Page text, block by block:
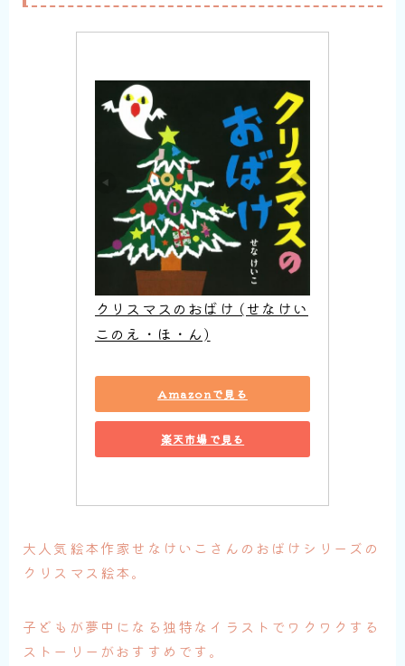
クリスマスのおばけ (せなけい
このえ・ほ・ん)
Amazonで見る
楽天市場で見る
大人気絵本作家せなけいこさんのおばけシリーズの
クリスマス絵本。
子どもが夢中になる独特なイラストでワクワクする
ストーリーがおすすめです。